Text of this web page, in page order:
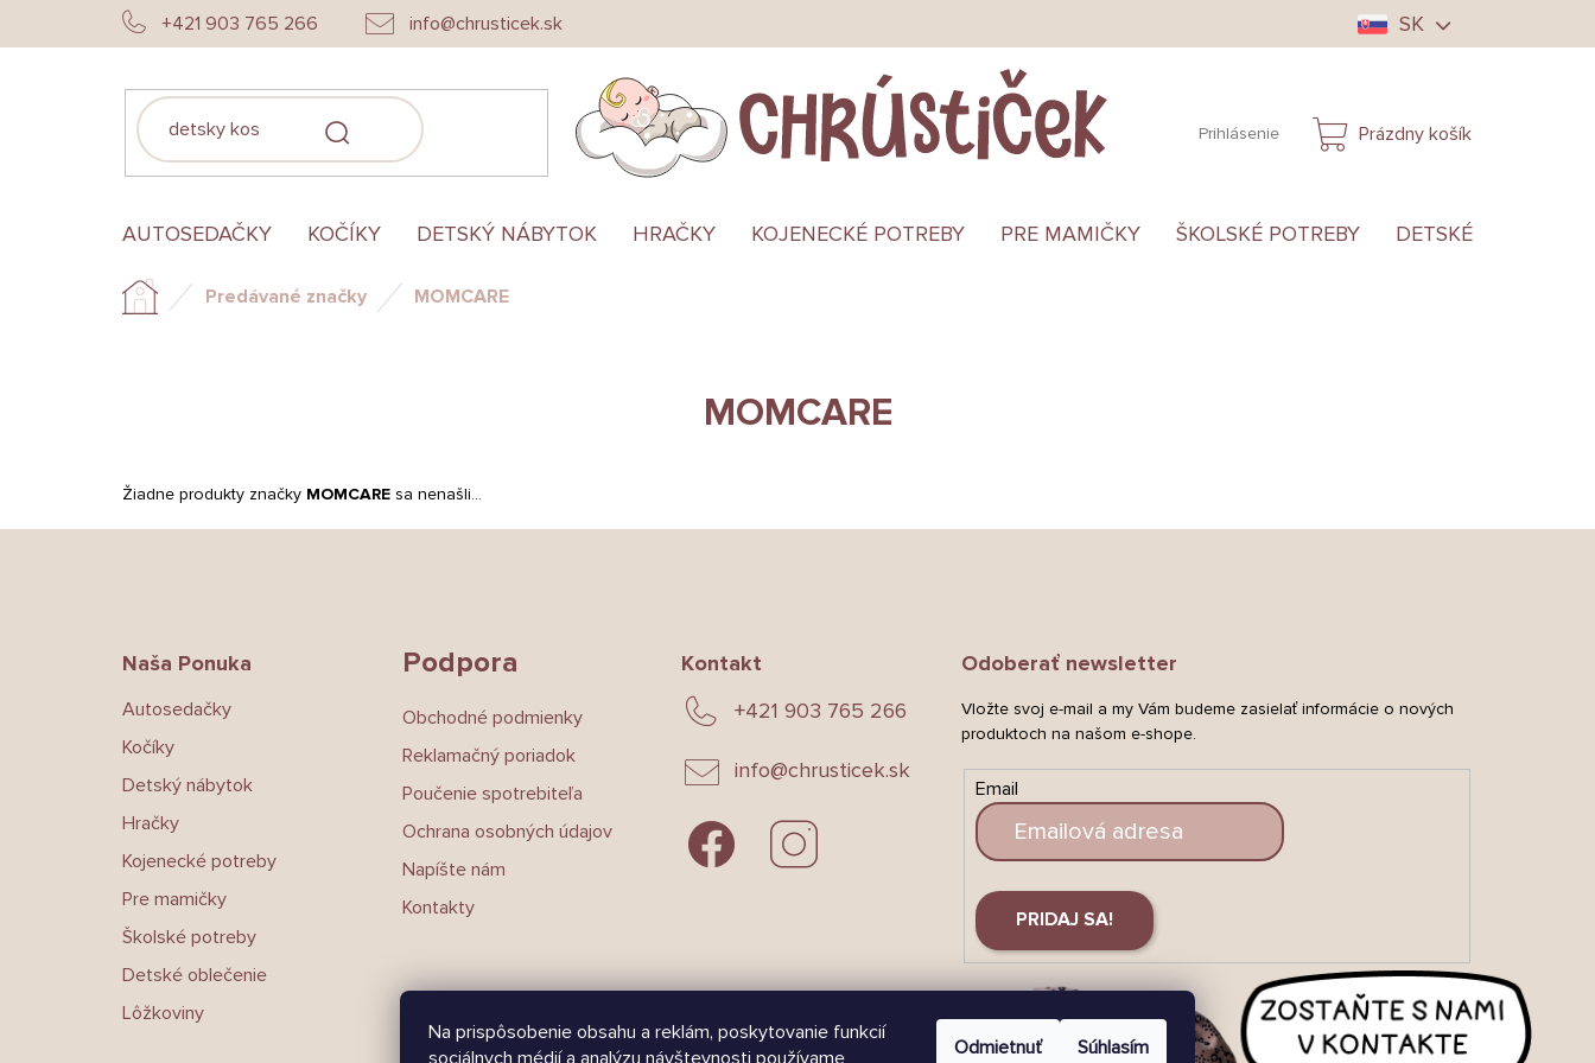
Na prispôsobenie obsahu a reklám, poskytovanie funkcií
sociálnych médií a analýzu návštevnosti používame
Odmietnuť Súhlasím
+421 903 765 266 info@chrusticek.sk SK
HĽADAŤ Prihlásenie
NÁKUPNÝ
Prázdny košík
AUTOSEDAČKY KOČÍKY DETSKÝ NÁBYTOK HRAČKY KOJENECKÉ POTREBY PRE MAMIČKY ŠKOLSKÉ POTREBY DETSKÉ OBLEČENIE
DomovPredávané značky MOMCARE
MOMCARE
Žiadne produkty značky MOMCARE sa nenašli...
Naša Ponuka
Autosedačky
Kočíky
Detský nábytok
Hračky
Kojenecké potreby
Pre mamičky
Školské potreby
Detské oblečenie
Lôžkoviny
Podpora
Obchodné podmienky
Reklamačný poriadok
Poučenie spotrebiteľa
Ochrana osobných údajov
Napíšte nám
Kontakty
Kontakt
info@chrusticek.sk
+421 903 765 266
Odoberať newsletter
Vložte svoj e-mail a my Vám budeme zasielať informácie o nových
produktoch na našom e-shope.
Email
PRIDAJ SA!